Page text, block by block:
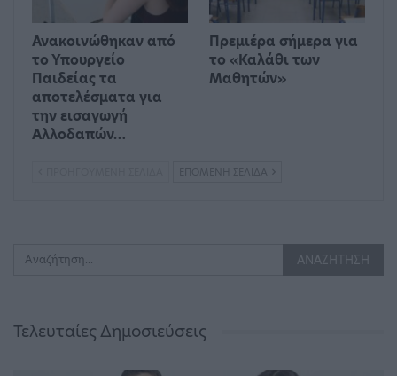
Ανακοινώθηκαν από
το Υπουργείο
Παιδείας τα
αποτελέσματα για
την εισαγωγή
Αλλοδαπών…
Πρεμιέρα σήμερα για
το «Καλάθι των
Μαθητών»
ΕΠΌΜΕΝΗ ΣΕΛΊΔΑ
Τελευταίες Δημοσιεύσεις